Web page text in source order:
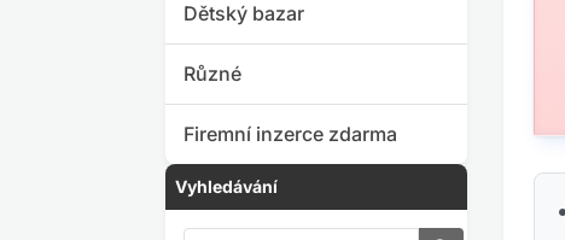
Dětský bazar
Různé
Firemní inzerce zdarma
Vyhledávání